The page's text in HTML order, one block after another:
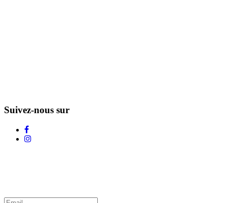
Suivez-nous sur